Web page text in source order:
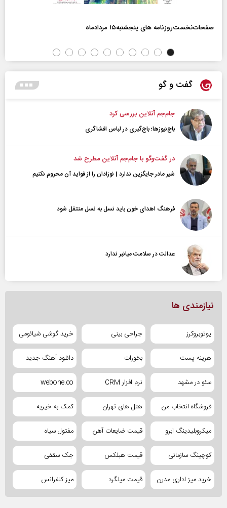
صفحات‌نخست‌روزنامه ها‌ی پنجشنبه‌۱۵ مردادماه
گفت و گو
جام‌جم آنلاین بررسی کرد
باج‌نیوزها؛ باج‌گیری در لباس افشاگری
در گفت‌و‌گو با جام‌جم آنلاین مطرح شد
شیر مادر جایگزین ندارد | نوزادان را از فواید آن محروم نکنیم
فرهنگ اهدای خون باید نسل به نسل منتقل شود
عدالت در سلامت میانبر ندارد
نیازمندی ها
یوتوبروکرز جراحی بینی خرید گوشی شیائومی
هزینه پست بخورات دانلود آهنگ جدید
سئو در مشهد نرم افزار CRM webone.co
فروشگاه انتخاب من هتل های تهران کمک به خیریه
میکروبلیدینگ ابرو قیمت ضایعات آهن مفتول سیاه
کوچینگ سازمانی قیمت هبلکس جک سقفی
خرید میز اداری مدرن قیمت میلگرد میز کنفرانس